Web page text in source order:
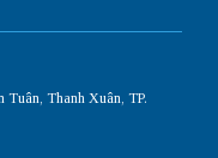
Tuân, Thanh Xuân, TP.